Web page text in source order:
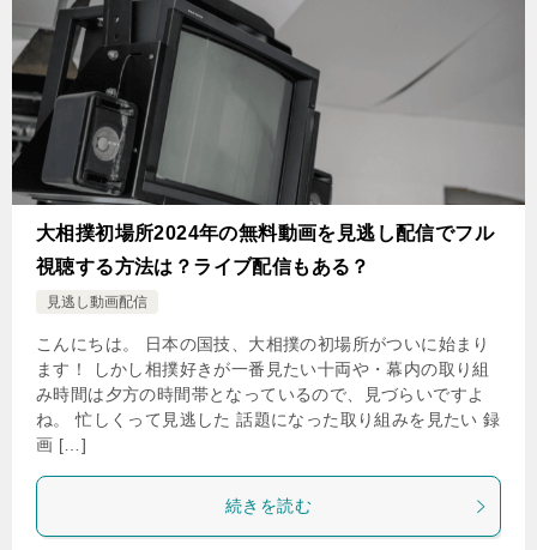
大相撲初場所2024年の無料動画を見逃し配信でフル
視聴する方法は？ライブ配信もある？
見逃し動画配信
こんにちは。 日本の国技、大相撲の初場所がついに始まり
ます！ しかし相撲好きが一番見たい十両や・幕内の取り組
み時間は夕方の時間帯となっているので、見づらいですよ
ね。 忙しくって見逃した 話題になった取り組みを見たい 録
画 […]
続きを読む